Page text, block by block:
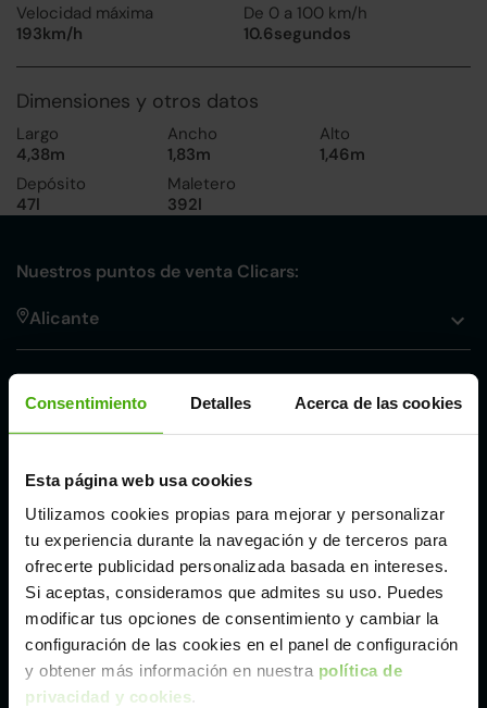
Consentimiento Detalles Acerca de las cookies
Esta página web usa cookies
Utilizamos cookies propias para mejorar y personalizar
tu experiencia durante la navegación y de terceros para
ofrecerte publicidad personalizada basada en intereses.
Si aceptas, consideramos que admites su uso. Puedes
modificar tus opciones de consentimiento y cambiar la
configuración de las cookies en el panel de configuración
y obtener más información en nuestra política de
privacidad y cookies.
Velocidad máxima
193km/h
De 0 a 100 km/h
10.6segundos
Dimensiones y otros datos
Largo
4,38m
Ancho
1,83m
Alto
1,46m
Depósito
47l
Maletero
392l
Nuestros puntos de venta Clicars:
Alicante
Málaga
Valencia
Zaragoza